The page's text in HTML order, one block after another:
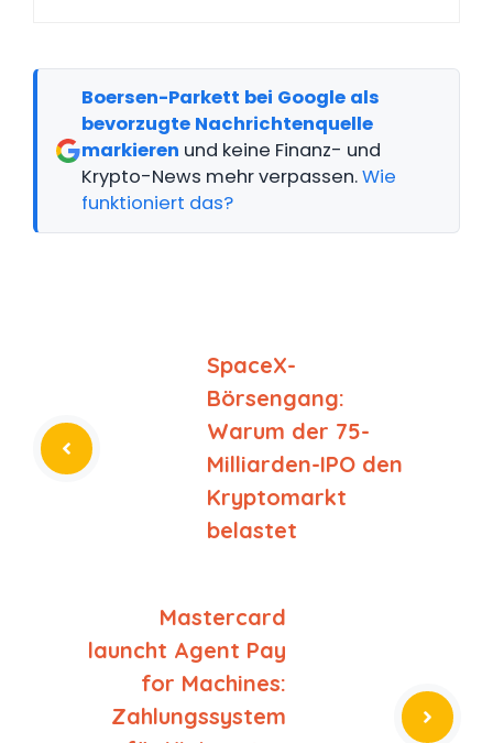
Boersen-Parkett bei Google als
bevorzugte Nachrichtenquelle
markieren und keine Finanz- und
Krypto-News mehr verpassen.Wie
funktioniert das?
SpaceX-
Börsengang:
Warum der 75-
Milliarden-IPO den
Kryptomarkt
belastet
Mastercard
launcht Agent Pay
for Machines:
Zahlungssystem